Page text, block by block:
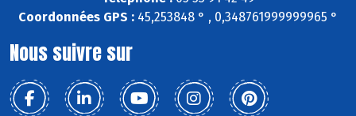
Coordonnées GPS : 45,253848 ° , 0,348761999999965 °
Nous suivre sur